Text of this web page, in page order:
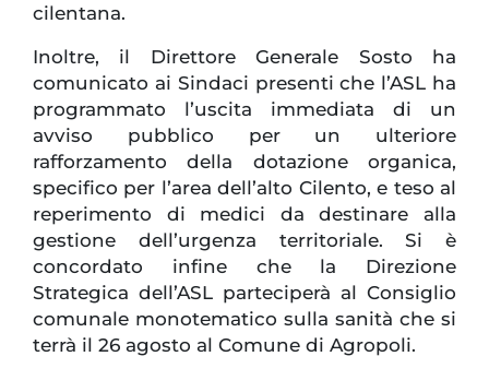
cilentana.
Inoltre, il Direttore Generale Sosto ha
comunicato ai Sindaci presenti che l’ASL ha
programmato l’uscita immediata di un
avviso pubblico per un ulteriore
rafforzamento della dotazione organica,
specifico per l’area dell’alto Cilento, e teso al
reperimento di medici da destinare alla
gestione dell’urgenza territoriale. Si è
concordato infine che la Direzione
Strategica dell’ASL parteciperà al Consiglio
comunale monotematico sulla sanità che si
terrà il 26 agosto al Comune di Agropoli.